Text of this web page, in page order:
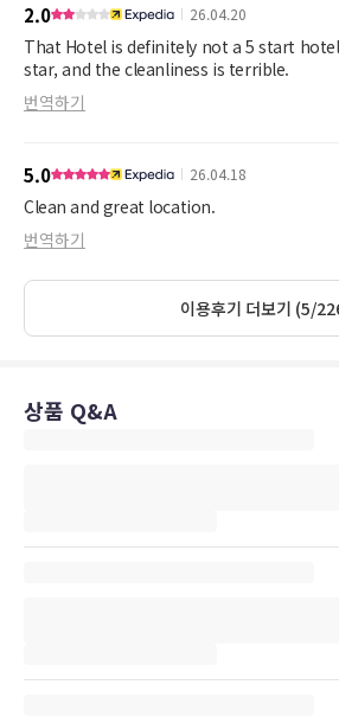
The front desk staff were lovely and very
stored our bags for us pre checkin and
Unfortunately, these issues made the
below average.
looked out on the ocean.
This is a wonderful property, I would stay
heartbeat!!
2.0 26.04.20
That Hotel is definitely not a 5 start
star, and the cleanliness is terrible.
번역하기
5.0 26.04.18
Clean and great location.
번역하기
이용후기 더보기 (5/
상품 Q&A